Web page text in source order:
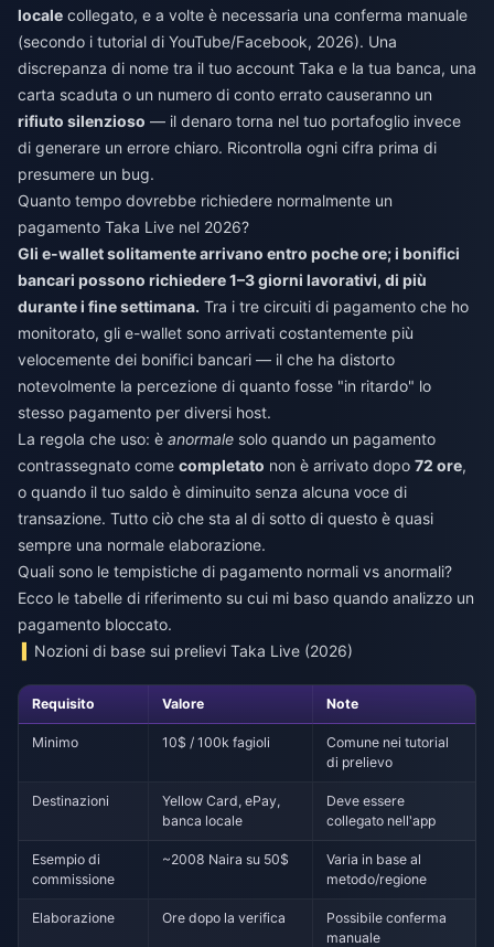
locale collegato, e a volte è necessaria una conferma manuale
(secondo i tutorial di YouTube/Facebook, 2026). Una
discrepanza di nome tra il tuo account Taka e la tua banca, una
carta scaduta o un numero di conto errato causeranno un
rifiuto silenzioso — il denaro torna nel tuo portafoglio invece
di generare un errore chiaro. Ricontrolla ogni cifra prima di
presumere un bug.
Quanto tempo dovrebbe richiedere normalmente un
pagamento Taka Live nel 2026?
Gli e-wallet solitamente arrivano entro poche ore; i bonifici
bancari possono richiedere 1–3 giorni lavorativi, di più
durante i fine settimana. Tra i tre circuiti di pagamento che ho
monitorato, gli e-wallet sono arrivati costantemente più
velocemente dei bonifici bancari — il che ha distorto
notevolmente la percezione di quanto fosse "in ritardo" lo
stesso pagamento per diversi host.
La regola che uso: è anormale solo quando un pagamento
contrassegnato come completato non è arrivato dopo 72 ore,
o quando il tuo saldo è diminuito senza alcuna voce di
transazione. Tutto ciò che sta al di sotto di questo è quasi
sempre una normale elaborazione.
Quali sono le tempistiche di pagamento normali vs anormali?
Ecco le tabelle di riferimento su cui mi baso quando analizzo un
pagamento bloccato.
Nozioni di base sui prelievi Taka Live (2026)
Requisito Valore Note
Minimo 10$ / 100k fagioli
Comune nei tutorial
di prelievo
Destinazioni
Yellow Card, ePay,
banca locale
Deve essere
collegato nell'app
Esempio di
commissione
~2008 Naira su 50$
Varia in base al
metodo/regione
Elaborazione Ore dopo la verifica
Possibile conferma
manuale